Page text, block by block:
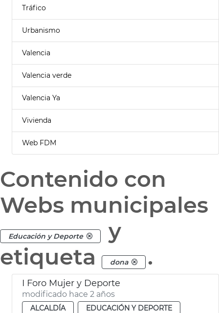
Tráfico
Urbanismo
Valencia
Valencia verde
Valencia Ya
Vivienda
Web FDM
Contenido con
Webs municipales
Educación y Deporte
y
etiqueta
dona .
I Foro Mujer y Deporte
modificado hace 2 años
ALCALDÍA
EDUCACIÓN Y DEPORTE